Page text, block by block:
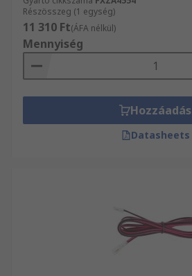
Részösszeg (1 egység)
11 310 Ft(ÁFA nélkül)
Mennyiség
Hozzáadás
Datasheets